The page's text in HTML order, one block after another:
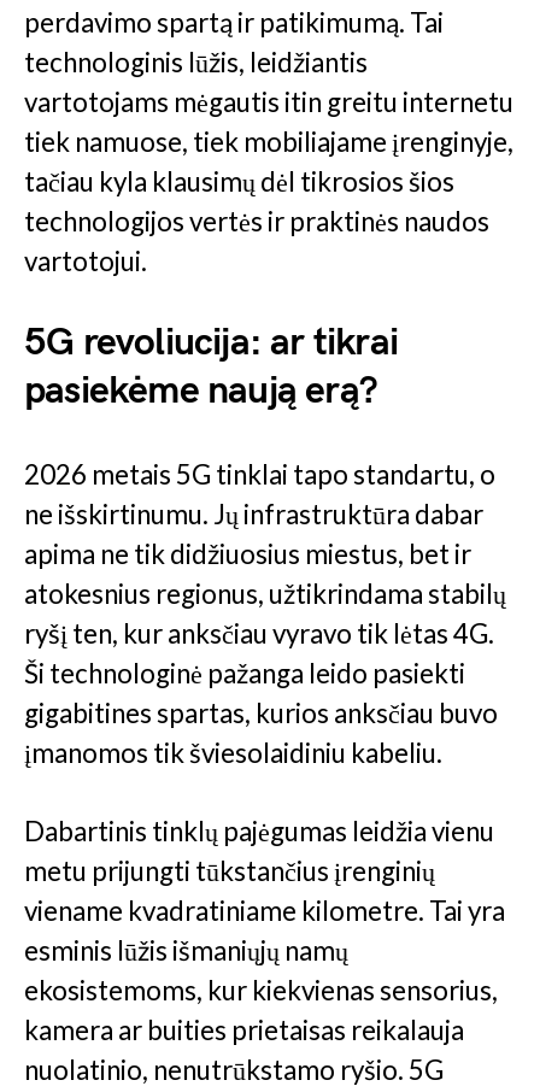
perdavimo spartą ir patikimumą. Tai
technologinis lūžis, leidžiantis
vartotojams mėgautis itin greitu internetu
tiek namuose, tiek mobiliajame įrenginyje,
tačiau kyla klausimų dėl tikrosios šios
technologijos vertės ir praktinės naudos
vartotojui.
5G revoliucija: ar tikrai
pasiekėme naują erą?
2026 metais 5G tinklai tapo standartu, o
ne išskirtinumu. Jų infrastruktūra dabar
apima ne tik didžiuosius miestus, bet ir
atokesnius regionus, užtikrindama stabilų
ryšį ten, kur anksčiau vyravo tik lėtas 4G.
Ši technologinė pažanga leido pasiekti
gigabitines spartas, kurios anksčiau buvo
įmanomos tik šviesolaidiniu kabeliu.
Dabartinis tinklų pajėgumas leidžia vienu
metu prijungti tūkstančius įrenginių
viename kvadratiniame kilometre. Tai yra
esminis lūžis išmaniųjų namų
ekosistemoms, kur kiekvienas sensorius,
kamera ar buities prietaisas reikalauja
nuolatinio, nenutrūkstamo ryšio. 5G